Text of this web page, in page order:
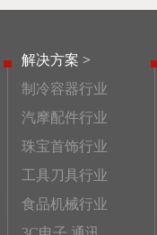
解决方案 >
制冷容器行业
汽摩配件行业
珠宝首饰行业
工具刀具行业
食品机械行业